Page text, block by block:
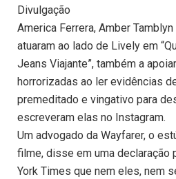
Divulgação
America Ferrera, Amber
atuaram ao lado de Lively em
Jeans Viajante”, também a
horrorizadas ao ler evidências
premeditado e vingativo para
escreveram elas no Instagram.
Um advogado da Wayfarer, o
filme, disse em uma declaração
York Times que nem eles, nem